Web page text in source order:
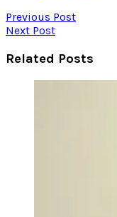
Previous Post
Next Post
Related Posts